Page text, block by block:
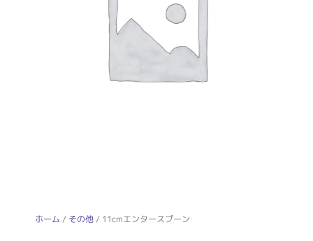
ホーム / その他/ 11cmエンタースプーン